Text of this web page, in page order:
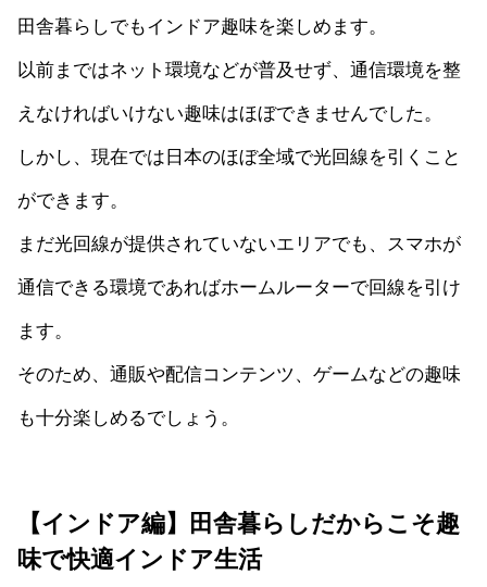
田舎暮らしでもインドア趣味を楽しめます。
以前まではネット環境などが普及せず、通信環境を整
えなければいけない趣味はほぼできませんでした。
しかし、現在では日本のほぼ全域で光回線を引くこと
ができます。
まだ光回線が提供されていないエリアでも、スマホが
通信できる環境であればホームルーターで回線を引け
ます。
そのため、通販や配信コンテンツ、ゲームなどの趣味
も十分楽しめるでしょう。
【インドア編】田舎暮らしだからこそ趣
味で快適インドア生活